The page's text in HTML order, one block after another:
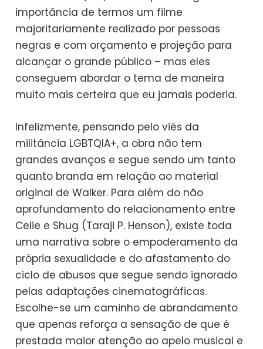
importância de termos um filme
majoritariamente realizado por pessoas
negras e com orçamento e projeção para
alcançar o grande público – mas eles
conseguem abordar o tema de maneira
muito mais certeira que eu jamais poderia.
Infelizmente, pensando pelo viés da
militância LGBTQIA+, a obra não tem
grandes avanços e segue sendo um tanto
quanto branda em relação ao material
original de Walker. Para além do não
aprofundamento do relacionamento entre
Celie e Shug (Taraji P. Henson), existe toda
uma narrativa sobre o empoderamento da
própria sexualidade e do afastamento do
ciclo de abusos que segue sendo ignorado
pelas adaptações cinematográficas.
Escolhe-se um caminho de abrandamento
que apenas reforça a sensação de que é
prestada maior atenção ao apelo musical e